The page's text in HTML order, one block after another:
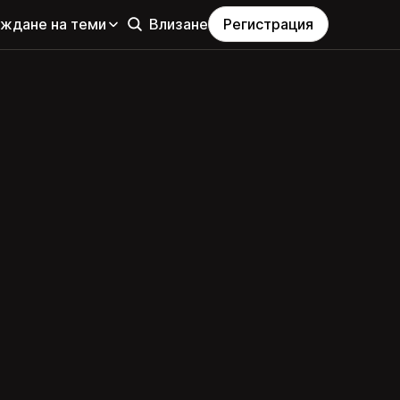
на теми Влизане Регистрация